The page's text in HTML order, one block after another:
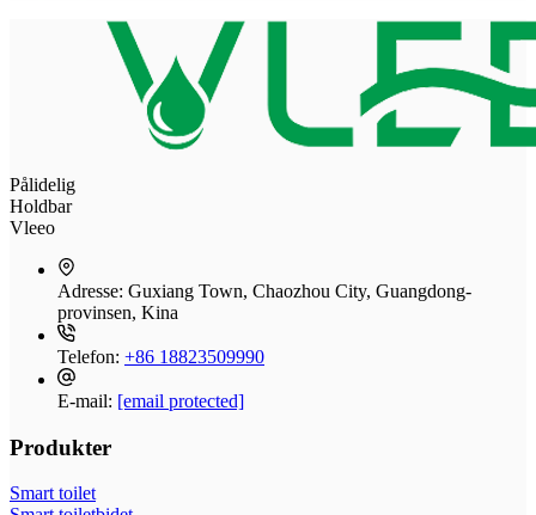
Pålidelig
Holdbar
Vleeo
Adresse: Guxiang Town, Chaozhou City, Guangdong-
provinsen, Kina
Telefon: +86 18823509990
E-mail: [email protected]
Produkter
Smart toilet